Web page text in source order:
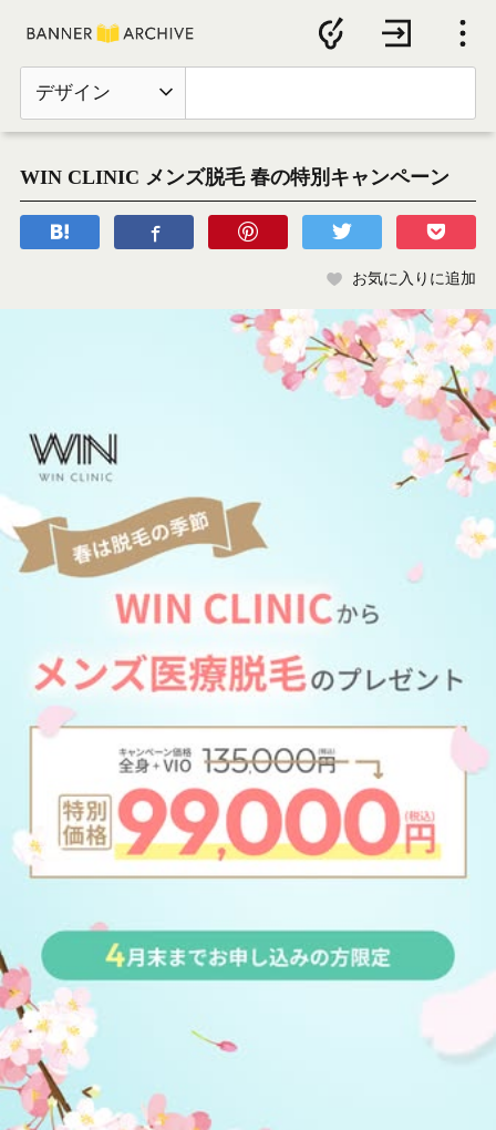
デザイン
WIN CLINIC メンズ脱毛 春の特別キャンペーン
お気に入りに追加